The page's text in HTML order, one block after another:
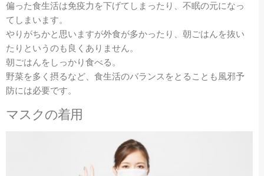
偏った食生活は免疫力を下げてしまったり、不眠の元になっ
てしまいます。
やりがちかと思いますが外食が多かったり、朝ごはんを抜い
たりというのも良くありません。
朝ごはんをしっかり食べる。
野菜を多く摂るなど、食生活のバランスをとることも風邪予
防には必要です。
マスクの着用